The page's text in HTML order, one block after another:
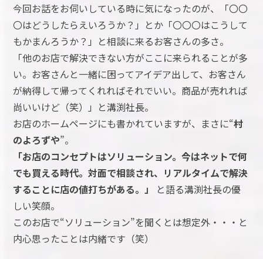
今回お話をお伺いしている時に気になったのが、「〇〇
〇はどうしたらえいろうか？」とか「〇〇〇はこうして
もかまんろうか？」と相談に来るお客さんの多さ。
「他のお店で解決できない方がここに来られることが多
い。お客さんと一緒に困ってアイデア出して、お客さん
が納得して帰ってくれればそれでいい。商品が売れれば
尚いいけど（笑）」と溝渕社長。
お店のホームページにも書かれていますが、まさに“村
のよろずや”。
「お店のコンセプトはソリューション。今はネットで何
でも買える時代。対面で相談され、リアルタイムで解決
することに店の値打ちがある。」
と語る溝渕社長の優
しい笑顔。
このお店で“ソリューション”を聞くとは想定外・・・と
内心思ったことは内緒です（笑）